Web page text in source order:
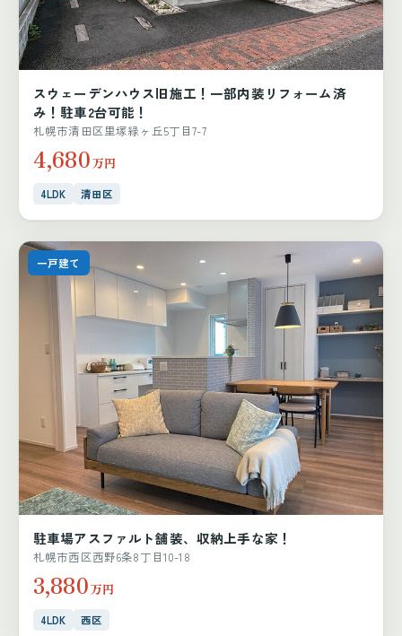
スウェーデンハウス旧施工！一部内装リフォーム済
み！駐車2台可能！
札幌市清田区里塚緑ヶ丘5丁目7-7
4,680万円
4LDK 清田区
一戸建て
駐車場アスファルト舗装、収納上手な家！
札幌市西区西野6条8丁目10-18
3,880万円
4LDK 西区